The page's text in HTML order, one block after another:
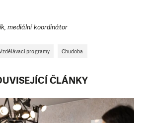
mediální koordinátor
programy Chudoba
ČLÁNKY